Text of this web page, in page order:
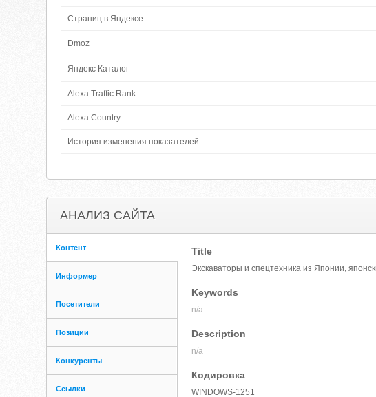
Страниц в Яндексе
Dmoz
Яндекс Каталог
Alexa Traffic Rank
Alexa Country
История изменения показателей
АНАЛИЗ САЙТА
Контент
Информер
Посетители
Позиции
Конкуренты
Ссылки
Title
Экскаваторы и спецтехника из Японии,
Keywords
n/a
Description
n/a
Кодировка
WINDOWS-1251